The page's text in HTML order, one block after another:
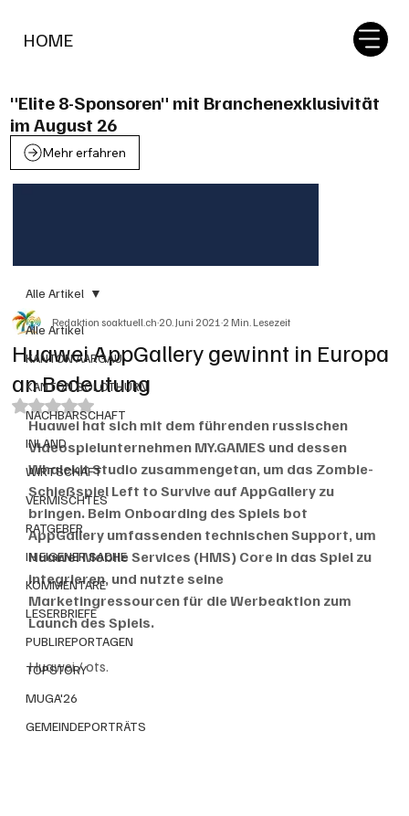
HOME
"Elite 8-Sponsoren" mit Branchenexklusivität
im August 26
Mehr erfahren
Alle Artikel
KANTON AARGAU
KANTON SOLOTHURN
NACHBARSCHAFT
INLAND
WIRTSCHAFT
VERMISCHTES
RATGEBER
IN EIGENER SACHE
KOMMENTARE
LESERBRIEFE
PUBLIREPORTAGEN
TOPSTORY
MUGA'26
GEMEINDEPORTRÄTS
Alle Artikel
Huawei AppGallery gewinnt in Europa
an Bedeutung
Redaktion soaktuell.ch20. Juni 20212 Min. Lesezeit
Mit NaN von 5 Sternen bewertet.
Huawei hat sich mit dem führenden russischen
Videospielunternehmen MY.GAMES und dessen
Whalekit Studio zusammengetan, um das Zombie-
Schießspiel Left to Survive auf AppGallery zu
bringen. Beim Onboarding des Spiels bot
AppGallery umfassenden technischen Support, um
Huawei Mobile Services (HMS) Core in das Spiel zu
integrieren, und nutzte seine
Marketingressourcen für die Werbeaktion zum
Launch des Spiels.
Huawei / ots.